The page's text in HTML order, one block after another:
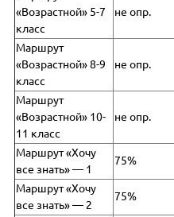
«Возрастной» 5-7
класс
не опр.
Маршрут
«Возрастной» 8-9
класс
не опр.
Маршрут
«Возрастной» 10-
11 класс
не опр.
Маршрут «Хочу
все знать» — 1
75%
Маршрут «Хочу
все знать» — 2
75%